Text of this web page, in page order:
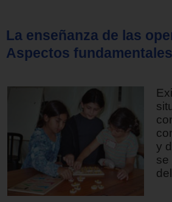
La enseñanza de las
Aspectos
y
se